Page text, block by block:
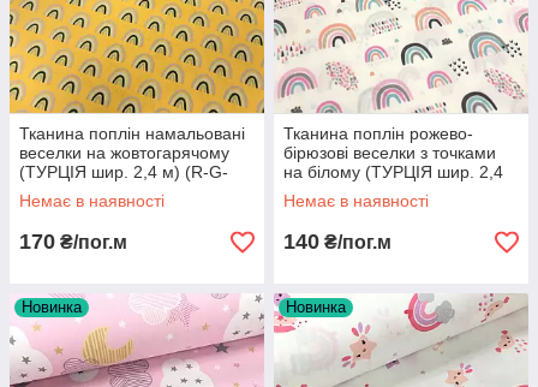
Тканина поплін намальовані
веселки на жовтогарячому
(ТУРЦІЯ шир. 2,4 м) (R-G-
0465)
Немає в наявності
170 ₴/пог.м
Тканина поплін рожево-
бірюзові веселки з точками
на білому (ТУРЦІЯ шир. 2,4
м)(R-FR-0049)
Немає в наявності
140 ₴/пог.м
Новинка Новинка